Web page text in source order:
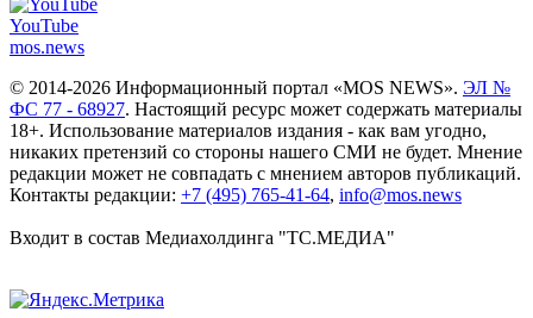
YouTube
mos.news
© 2014-2026 Информационный портал «MOS NEWS». ЭЛ №
ФС 77 - 68927. Настоящий ресурс может содержать материалы
18+. Использование материалов издания - как вам угодно,
никаких претензий со стороны нашего СМИ не будет. Мнение
редакции может не совпадать с мнением авторов публикаций.
Контакты редакции: +7 (495) 765-41-64, info@mos.news
Входит в состав Медиахолдинга "ТС.МЕДИА"